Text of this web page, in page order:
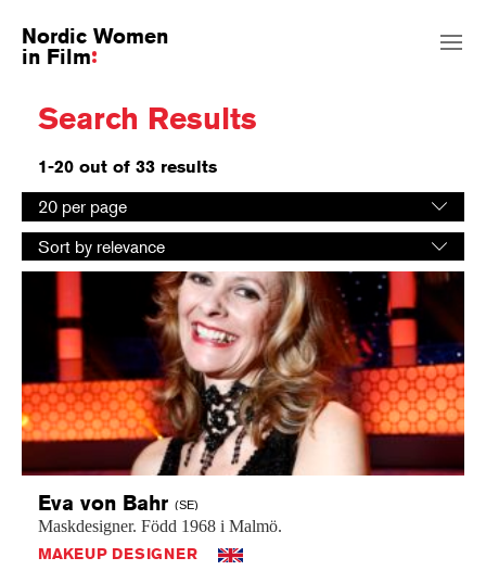
Nordic Women
in Film
Search Results
1-20 out of 33 results
Select
number
results
20 per page
Select
sorting
Sort by relevance
Eva von Bahr (SE)
Maskdesigner. Född 1968 i Malmö.
MAKEUP DESIGNER